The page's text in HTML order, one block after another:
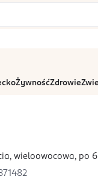
ŻywnośćZdrowie
wieloowocowa, po